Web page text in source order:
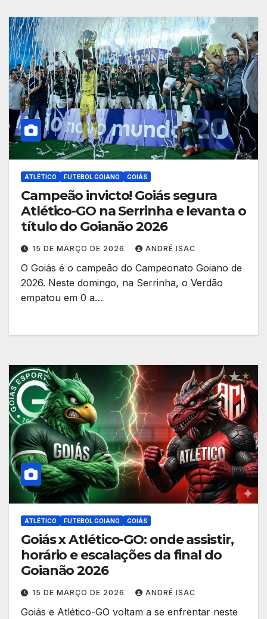
ATLÉTICO FUTEBOL GOIANO GOIÁS
Campeão invicto! Goiás segura
Atlético-GO na Serrinha e levanta o
título do Goianão 2026
15 DE MARÇO DE 2026 ANDRÉ ISAC
O Goiás é o campeão do Campeonato Goiano de
2026. Neste domingo, na Serrinha, o Verdão
empatou em 0 a…
ATLÉTICO FUTEBOL GOIANO GOIÁS
Goiás x Atlético-GO: onde assistir,
horário e escalações da final do
Goianão 2026
15 DE MARÇO DE 2026 ANDRÉ ISAC
Goiás e Atlético-GO voltam a se enfrentar neste